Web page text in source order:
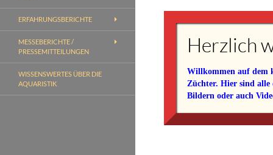
ERFAHRUNGSBERICHTE
MESSEBERICHTE /
PRESSEMITTEILUNGEN
WISSENSWERTES ÜBER DIE
AQUARISTIK
Herzlich
Willkommen auf dem
Züchter. Hier sind alle
Bildern oder auch